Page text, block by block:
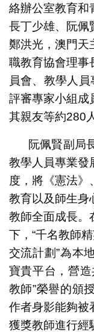
絡辦公室教育和
長丁少雄、阮佩
鄭洪光，澳門天
職教育協會理事
員會、教學人員
評審專家小組成
其親友等約280
阮佩賢副局
教學人員專業發
度，將《憲法》
教育以及師生身
教師全面成長。
下，“千名教師
交流計劃”為本
寶貴平台，營
教師”榮譽的頒
作者身影能夠被
獲獎教師進行經